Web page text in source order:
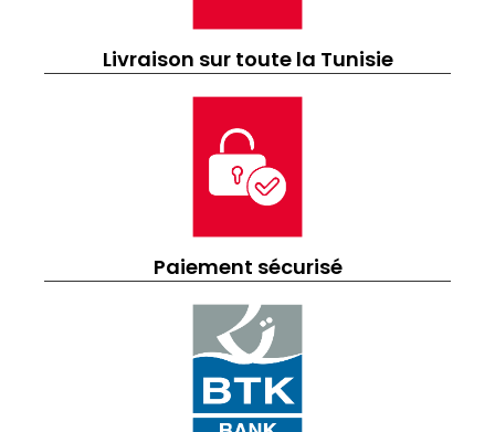
Livraison sur toute la Tunisie
Paiement sécurisé